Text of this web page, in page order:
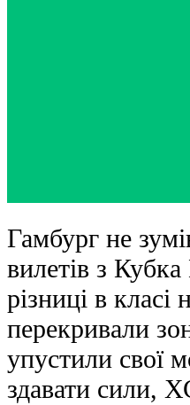
Гамбург не
вилетів з
різниці в класі
перекривали
упустили свої
здавати сили,